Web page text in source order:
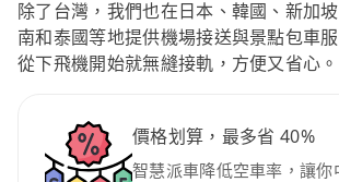
除了台灣，我們也在日本、韓國、新加
南和泰國等地提供機場接送與景點包車
從下飛機開始就無縫接軌，方便又省心。
價格划算，最多省 40%
智慧派車降低空車率，讓你